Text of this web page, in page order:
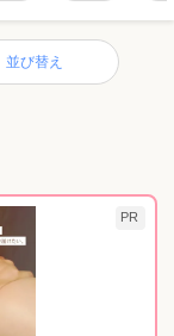
並び替え
PR